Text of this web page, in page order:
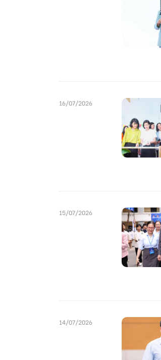
16/07/2026
15/07/2026
14/07/2026